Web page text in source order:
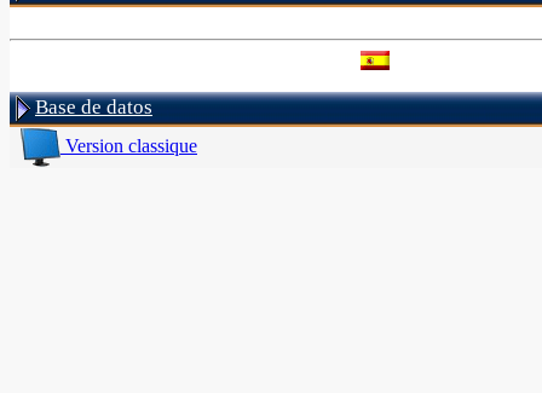
Base de datos
Version classique